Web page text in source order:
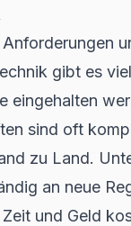
gibt es
eingehalten
sind oft
zu Land.
an neue
und Geld